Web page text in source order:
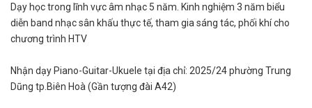
Dạy học trong lĩnh vực âm nhạc 5 năm. Kinh nghiệm 3 năm biểu
diễn band nhạc sân khấu thực tế, tham gia sáng tác, phối khí cho
chương trình HTV
Nhận dạy Piano-Guitar-Ukuele tại địa chỉ: 2025/24 phường Trung
Dũng tp.Biên Hoà (Gần tượng đài A42)